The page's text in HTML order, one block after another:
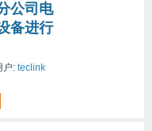
公司电
备进行
户: teclink